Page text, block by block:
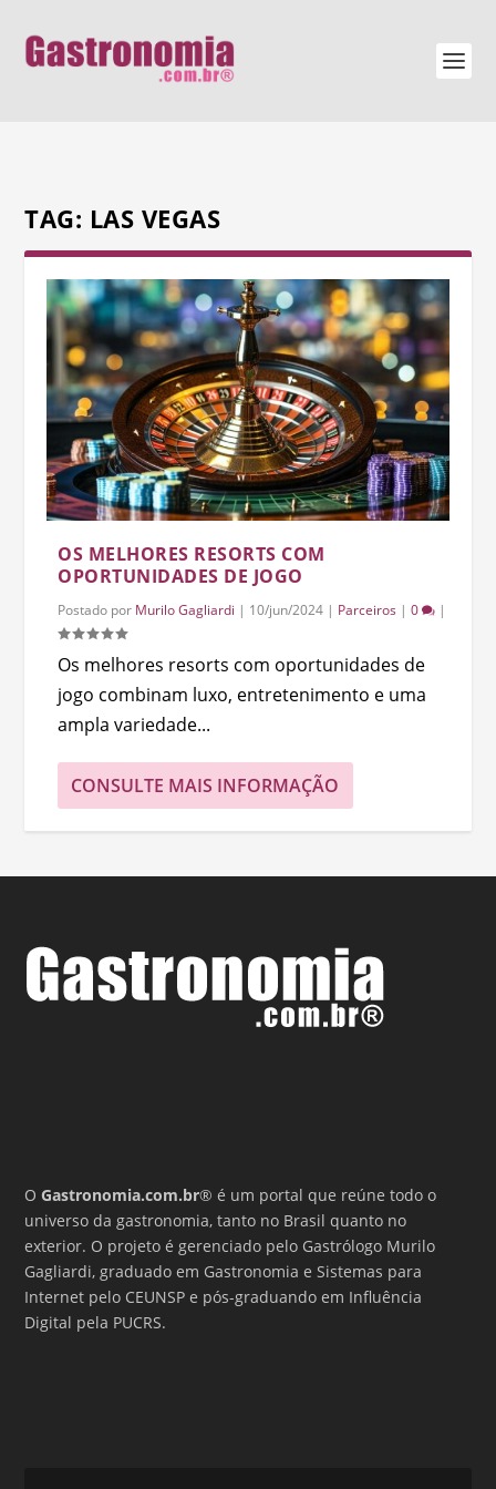
TAG: LAS VEGAS
OS MELHORES RESORTS COM
OPORTUNIDADES DE JOGO
Postado por Murilo Gagliardi | 10/jun/2024 | Parceiros |0 |
Os melhores resorts com oportunidades de
jogo combinam luxo, entretenimento e uma
ampla variedade...
CONSULTE MAIS INFORMAÇÃO
OGastronomia.com.br® é um portal que reúne todo o
universo da gastronomia, tanto no Brasil quanto no
exterior. O projeto é gerenciado pelo Gastrólogo Murilo
Gagliardi, graduado em Gastronomia e Sistemas para
Internet pelo CEUNSP e pós-graduando em Influência
Digital pela PUCRS.